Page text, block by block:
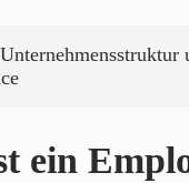
ein